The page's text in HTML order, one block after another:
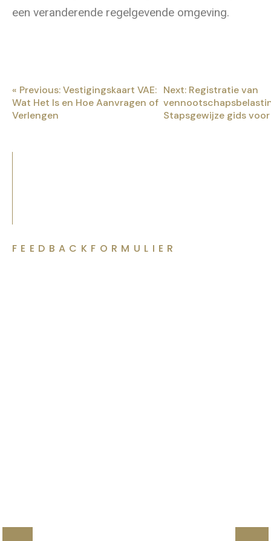
een veranderende regelgevende omgeving.
« Previous: Vestigingskaart VAE:
Wat Het Is en Hoe Aanvragen of
Verlengen
Next: Registratie van
Stapsgewijze gids
FEEDBACKFORMULIER